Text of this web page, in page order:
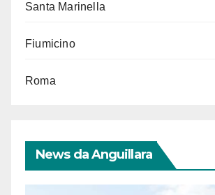
Santa Marinella
Fiumicino
Roma
News da Anguillara